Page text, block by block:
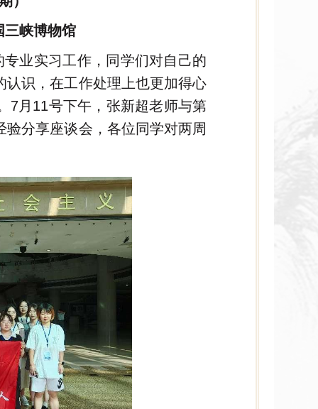
三峡博物馆
业实习工作，同学们对自己的
识，在工作处理上也更加得心
7月11号下午，张新超老师与第
分享座谈会，各位同学对两周